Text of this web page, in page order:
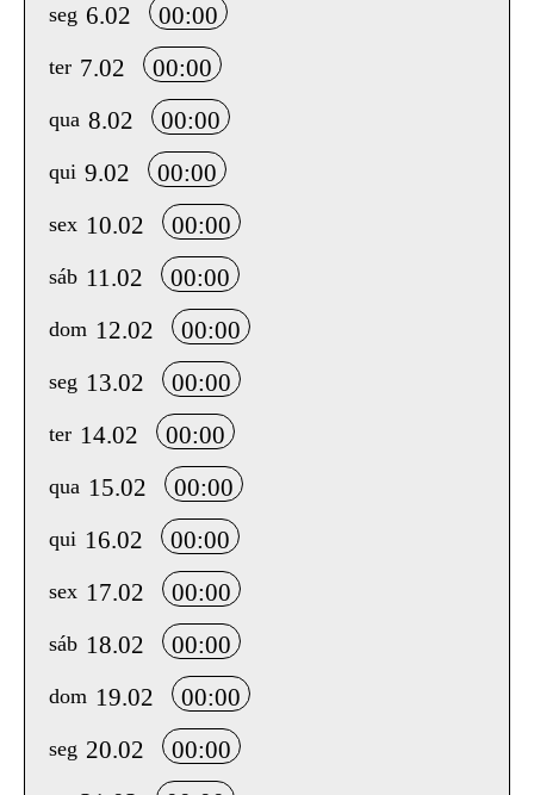
seg 6.02 00:00
ter 7.02 00:00
qua 8.02 00:00
qui 9.02 00:00
sex 10.02 00:00
sáb 11.02 00:00
dom 12.02 00:00
seg 13.02 00:00
ter 14.02 00:00
qua 15.02 00:00
qui 16.02 00:00
sex 17.02 00:00
sáb 18.02 00:00
dom 19.02 00:00
seg 20.02 00:00